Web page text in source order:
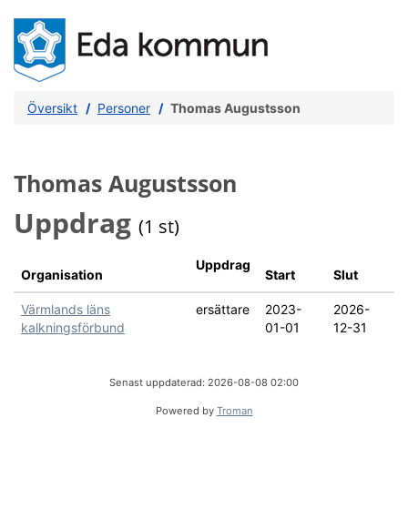
Översikt Personer Thomas Augustsson
Thomas Augustsson
Uppdrag (1 st)
Organisation
Uppdrag
Start Slut
Värmlands läns
kalkningsförbund
ersättare
2023-
01-01
2026-
12-31
Senast uppdaterad: 2026-08-08 02:00
Powered by Troman